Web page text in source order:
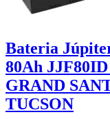
Bateria
80Ah
GRAND
TUCSON